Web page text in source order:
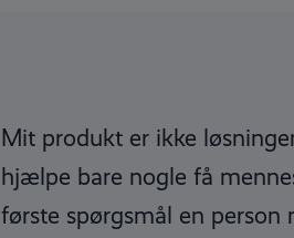
Mit produkt er ikke
hjælpe bare nogle få
første spørgsmål en